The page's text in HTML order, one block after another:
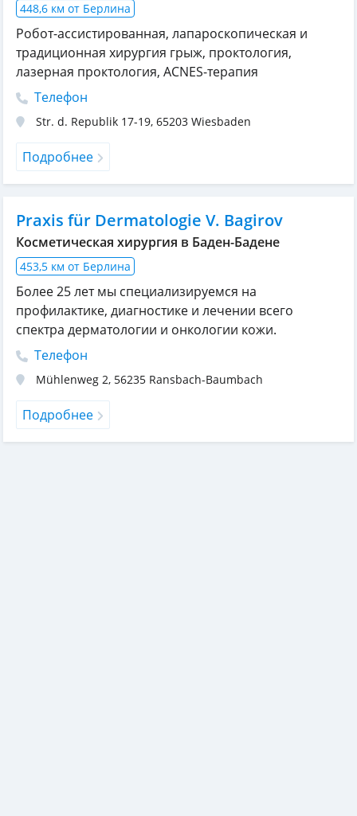
448,6 км от Берлина
Робот-ассистированная, лапароскопическая и
традиционная хирургия грыж, проктология,
лазерная проктология, ACNES-терапия
Телефон
Str. d. Republik 17-19, 65203 Wiesbaden
Подробнее
Praxis für Dermatologie V. Bagirov
Косметическая хирургия в Баден-Бадене
453,5 км от Берлина
Более 25 лет мы специализируемся на
профилактике, диагностике и лечении всего
спектра дерматологии и онкологии кожи.
Телефон
Mühlenweg 2, 56235 Ransbach-Baumbach
Подробнее